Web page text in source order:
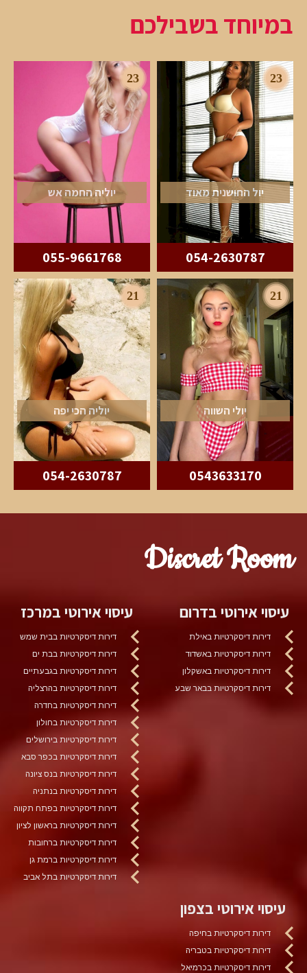
במיוחד בשבילכם
23
יול החושנית מאוד
054-2630787
23
יוליה החמה אש
055-9661768
21
יולי השווה
0543633170
21
יוליה הכי יפה
054-2630787
Discret Room
עיסוי אירוטי בדרום
דירות דיסקרטיות באילת
דירות דיסקרטיות באשדוד
דירות דיסקרטיות באשקלון
דירות דיסקרטיות בבאר שבע
עיסוי אירוטי במרכז
דירות דיסקרטיות בבית שמש
דירות דיסקרטיות בבת ים
דירות דיסקרטיות בגבעתיים
דירות דיסקרטיות בהרצליה
דירות דיסקרטיות בחדרה
דירות דיסקרטיות בחולון
דירות דיסקרטיות בירושלים
דירות דיסקרטיות בכפר סבא
דירות דיסקרטיות בנס ציונה
דירות דיסקרטיות בנתניה
דירות דיסקרטיות בפתח תקווה
דירות דיסקרטיות בראשון לציון
דירות דיסקרטיות ברחובות
דירות דיסקרטיות ברמת גן
דירות דיסקרטיות בתל אביב
עיסוי אירוטי בצפון
דירות דיסקרטיות בחיפה
דירות דיסקרטיות בטבריה
דירות דיסקרטיות בכרמיאל